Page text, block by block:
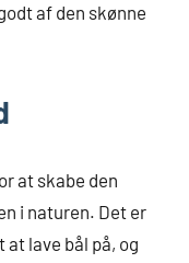
af den skønne
at skabe den
i naturen. Det er
lave bål på, og